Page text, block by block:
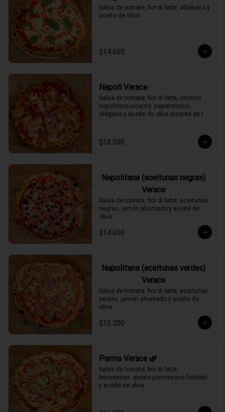
Salsa de tomate, fior di latte, albahaca y
aceite de oliva.
$14.600
Napoli Verace
Salsa de tomate, fior di latte, chorizo
napolitano picante, peperoncino,
orégano y aceite de oliva picante de la
$18.500
Napolitana (aceitunas negras)
Verace
Salsa de tomate, fior di latte, aceitunas
negras, jamón ahumado y aceite de
oliva.
$14.600
Napolitana (aceitunas verdes)
Verace
Salsa de tomate, fior di latte, aceitunas
verdes, jamón ahumado y aceite de
oliva.
$15.200
Parma Verace 🌿
Salsa de tomate, fior di latte,
berenjenas  queso parmesano fundido
y aceite de oliva.